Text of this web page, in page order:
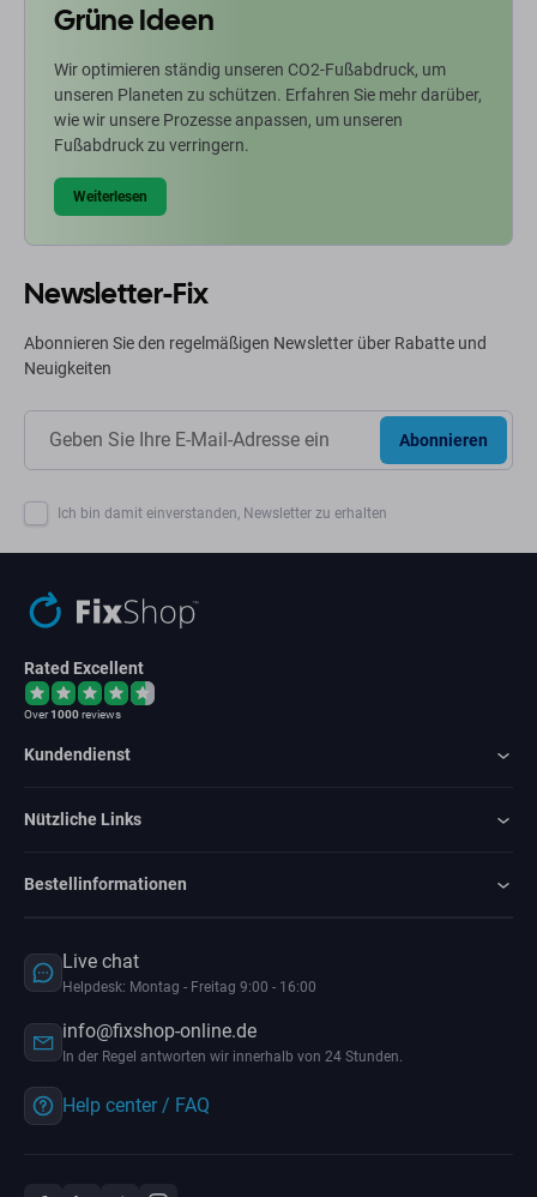
Grüne Ideen
Wir optimieren ständig unseren CO2-Fußabdruck, um
unseren Planeten zu schützen. Erfahren Sie mehr darüber,
wie wir unsere Prozesse anpassen, um unseren
Fußabdruck zu verringern.
Weiterlesen
Newsletter-Fix
Abonnieren Sie den regelmäßigen Newsletter über Rabatte und
Neuigkeiten
Abonnieren
Ich bin damit einverstanden, Newsletter zu erhalten
Rated Excellent
Over1000reviews
Kundendienst
Nützliche Links
Bestellinformationen
Live chat
Helpdesk: Montag - Freitag 9:00 - 16:00
info@fixshop-online.de
In der Regel antworten wir innerhalb von 24 Stunden.
Help center / FAQ